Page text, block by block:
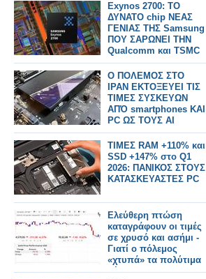
Exynos 2700: ΤΟ
ΔΥΝΑΤΟ chip ΝΕΑΣ
ΓΕΝΙΑΣ ΤΗΣ Samsung
ΠΟΥ ΣΑΡΩΝΕΙ ΤΗΝ
Qualcomm και TSMC
Ο ΠΟΛΕΜΟΣ ΣΤΟ
ΙΡΑΝ ΕΚΤΟΞΕΥΕΙ ΤΙΣ
ΤΙΜΕΣ ΣΥΣΚΕΥΩΝ
ΑΠΌ smartphones ΚΑΙ
PC ΩΣ ΤΟΥΣ AI
servers
ΤΙΜΕΣ RAM +110% και
SSD +147% στο Q1
2026: ΠΑΝΙΚΟΣ ΣΤΟΥΣ
ΚΑΤΑΣΚΕΥΑΣΤΕΣ PC
Eλεύθερη πτώση
καταγράφουν οι τιμές
σε χρυσό και ασήμι -
Γιατί ο πόλεμος
«χτυπά» τα πολύτιμα
μέταλλα